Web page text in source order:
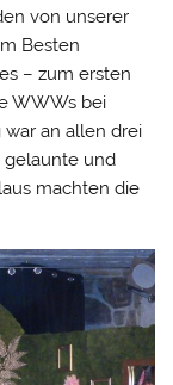
von unserer
Besten
– zum ersten
WWWs bei
an allen drei
gelaunte und
machten die